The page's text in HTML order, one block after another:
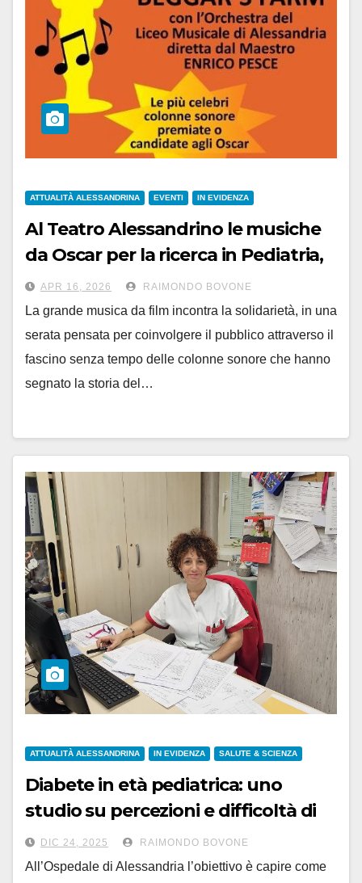
ATTUALITÀ ALESSANDRINA EVENTI IN EVIDENZA
Al Teatro Alessandrino le musiche
da Oscar per la ricerca in Pediatria,
sabato 18 aprile alle 21
APR 16, 2026 RAIMONDO BOVONE
La grande musica da film incontra la solidarietà, in una
serata pensata per coinvolgere il pubblico attraverso il
fascino senza tempo delle colonne sonore che hanno
segnato la storia del…
ATTUALITÀ ALESSANDRINA IN EVIDENZA SALUTE & SCIENZA
Diabete in età pediatrica: uno
studio su percezioni e difficoltà di
genitori e insegnanti
DIC 24, 2025 RAIMONDO BOVONE
All’Ospedale di Alessandria l’obiettivo è capire come